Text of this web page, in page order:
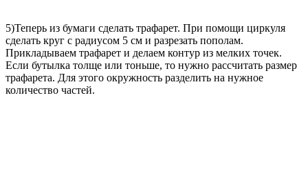
5)Теперь из бумаги сделать трафарет. При помощи циркуля
сделать круг с радиусом 5 см и разрезать пополам.
Прикладываем трафарет и делаем контур из мелких точек.
Если бутылка толще или тоньше, то нужно рассчитать размер
трафарета. Для этого окружность разделить на нужное
количество частей.